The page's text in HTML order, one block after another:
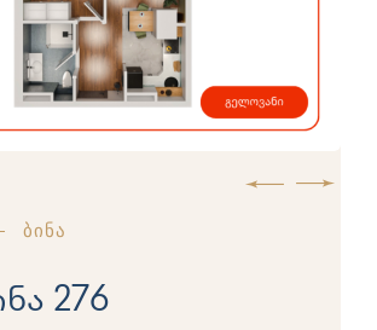
ბინა
276